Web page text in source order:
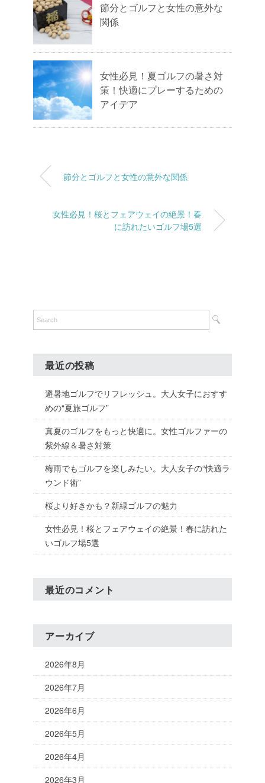
節分とゴルフと女性の意外な
関係
女性必見！夏ゴルフの暑さ対
策！快適にプレーするための
アイデア
節分とゴルフと女性の意外な関係
女性必見！桜とフェアウェイの絶景！春
に訪れたいゴルフ場5選
最近の投稿
避暑地ゴルフでリフレッシュ。大人女子におすす
めの“夏旅ゴルフ”
真夏のゴルフをもっと快適に。女性ゴルファーの
紫外線＆暑さ対策
梅雨でもゴルフを楽しみたい。大人女子の“快適ラ
ウンド術”
桜より好きかも？新緑ゴルフの魅力
女性必見！桜とフェアウェイの絶景！春に訪れた
いゴルフ場5選
最近のコメント
アーカイブ
2026年8月
2026年7月
2026年6月
2026年5月
2026年4月
2026年3月